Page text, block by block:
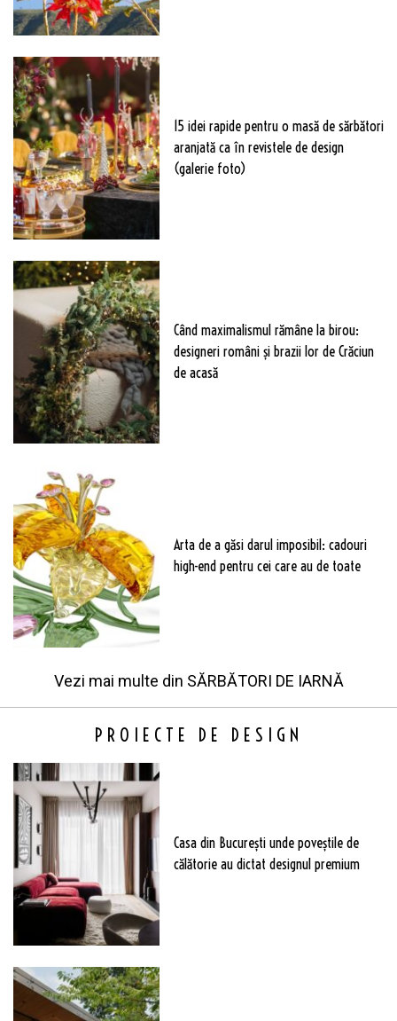
15 idei rapide pentru o masă de sărbători
aranjată ca în revistele de design
(galerie foto)
Când maximalismul rămâne la birou:
designeri români și brazii lor de Crăciun
de acasă
Arta de a găsi darul imposibil: cadouri
high-end pentru cei care au de toate
Vezi mai multe din SĂRBĂTORI DE IARNĂ
PROIECTE DE DESIGN
Casa din București unde poveștile de
călătorie au dictat designul premium